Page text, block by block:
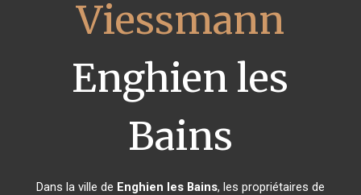
Viessmann
Enghien les
Bains
Dans la ville de Enghien les Bains, les propriétaires de